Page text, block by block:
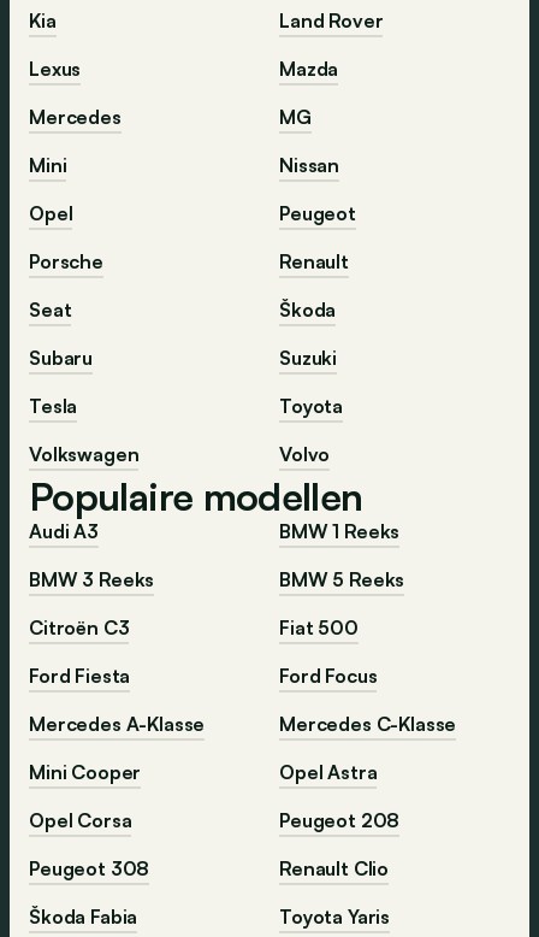
Kia
Land Rover
Lexus
Mazda
Mercedes
MG
Mini
Nissan
Opel
Peugeot
Porsche
Renault
Seat
Škoda
Subaru
Suzuki
Tesla
Toyota
Volkswagen
Volvo
Populaire modellen
Audi A3
BMW 1 Reeks
BMW 3 Reeks
BMW 5 Reeks
Citroën C3
Fiat 500
Ford Fiesta
Ford Focus
Mercedes A-Klasse
Mercedes C-Klasse
Mini Cooper
Opel Astra
Opel Corsa
Peugeot 208
Peugeot 308
Renault Clio
Škoda Fabia
Toyota Yaris